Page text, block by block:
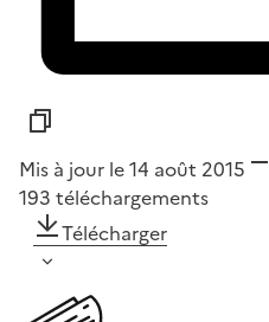
Mis à jour le 14 août 2015
193 téléchargements
Télécharger